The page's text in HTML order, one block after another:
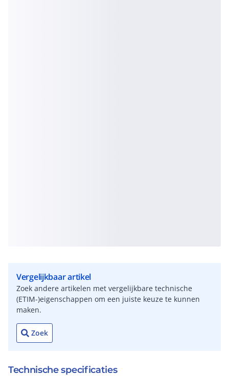
Vergelijkbaar artikel
Zoek andere artikelen met vergelijkbare technische
(ETIM-)eigenschappen om een juiste keuze te kunnen
maken.
Zoek
Technische specificaties